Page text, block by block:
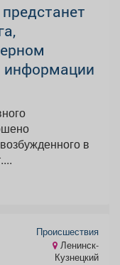
информации
в
Происшествия
Ленинск-
Кузнецкий